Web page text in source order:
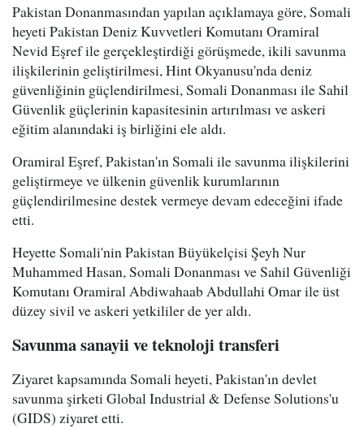
Pakistan Donanmasından yapılan açıklamaya göre, Somali
heyeti Pakistan Deniz Kuvvetleri Komutanı Oramiral
Nevid Eşref ile gerçekleştirdiği görüşmede, ikili savunma
ilişkilerinin geliştirilmesi, Hint Okyanusu'nda deniz
güvenliğinin güçlendirilmesi, Somali Donanması ile Sahil
Güvenlik güçlerinin kapasitesinin artırılması ve askeri
eğitim alanındaki iş birliğini ele aldı.
Oramiral Eşref, Pakistan'ın Somali ile savunma ilişkilerini
geliştirmeye ve ülkenin güvenlik kurumlarının
güçlendirilmesine destek vermeye devam edeceğini ifade
etti.
Heyette Somali'nin Pakistan Büyükelçisi Şeyh Nur
Muhammed Hasan, Somali Donanması ve Sahil Güvenliği
Komutanı Oramiral Abdiwahaab Abdullahi Omar ile üst
düzey sivil ve askeri yetkililer de yer aldı.
Savunma sanayii ve teknoloji transferi
Ziyaret kapsamında Somali heyeti, Pakistan'ın devlet
savunma şirketi Global Industrial & Defense Solutions'u
(GIDS) ziyaret etti.